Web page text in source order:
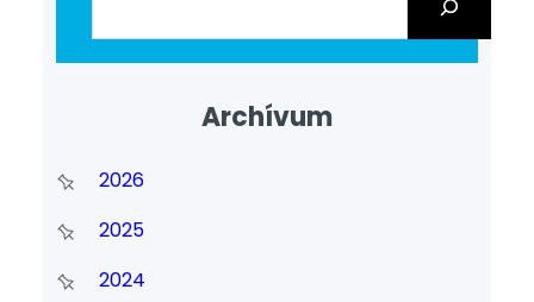
Archívum
2026
2025
2024